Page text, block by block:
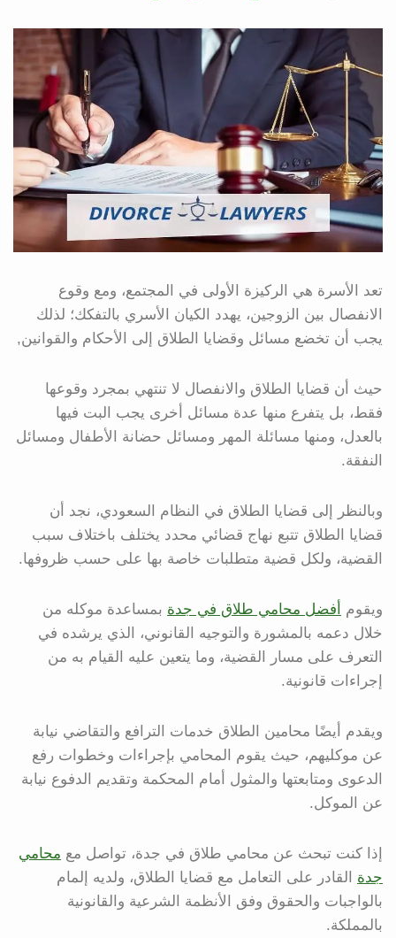
تعد الأسرة هي الركيزة الأولى في المجتمع، ومع وقوع
الانفصال بين الزوجين، يهدد الكيان الأسري بالتفكك؛ لذلك
يجب أن تخضع مسائل وقضايا الطلاق إلى الأحكام والقوانين,
حيث أن قضايا الطلاق والانفصال لا تنتهي بمجرد وقوعها
فقط، بل يتفرع منها عدة مسائل أخرى يجب البت فيها
بالعدل، ومنها مسائلة المهر ومسائل حضانة الأطفال ومسائل
النفقة.
وبالنظر إلى قضايا الطلاق في النظام السعودي، نجد أن
قضايا الطلاق تتبع نهاج قضائي محدد يختلف باختلاف سبب
القضية، ولكل قضية متطلبات خاصة بها على حسب ظروفها.
ويقوم أفضل محامي طلاق في جدة بمساعدة موكله من
خلال دعمه بالمشورة والتوجيه القانوني، الذي يرشده في
التعرف على مسار القضية، وما يتعين عليه القيام به من
إجراءات قانونية.
ويقدم أيضًا محامين الطلاق خدمات الترافع والتقاضي نيابة
عن موكليهم، حيث يقوم المحامي بإجراءات وخطوات رفع
الدعوى ومتابعتها والمثول أمام المحكمة وتقديم الدفوع نيابة
عن الموكل.
إذا كنت تبحث عن محامي طلاق في جدة، تواصل مع محامي
جدة القادر على التعامل مع قضايا الطلاق، ولديه إلمام
بالواجبات والحقوق وفق الأنظمة الشرعية والقانونية
بالمملكة.